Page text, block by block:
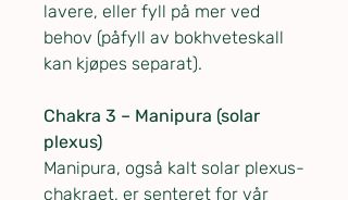
lavere, eller fyll på mer ved
behov (påfyll av bokhveteskall
kan kjøpes separat).
Chakra 3 – Manipura (solar
plexus)
Manipura, også kalt solar plexus-
chakraet, er senteret for vår